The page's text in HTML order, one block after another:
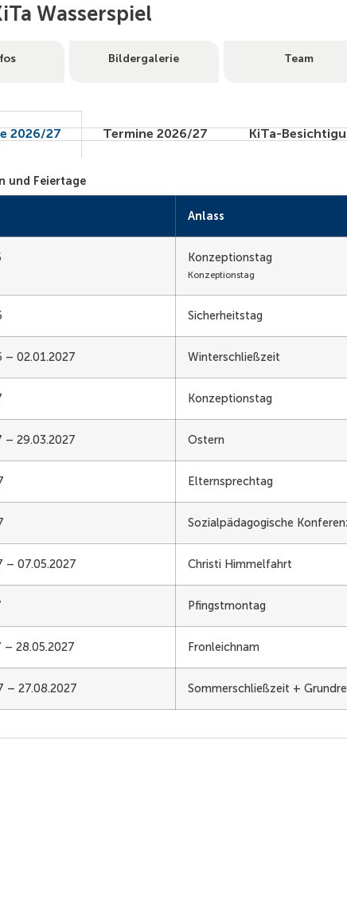
Wasserspiel
Bildergalerie Team
2026/27 Termine 2026/27 KiTa-
und Feiertage
Anlass
Konzeptionstag
Konzeptionstag
Sicherheitstag
– 02.01.2027 Winterschließzeit
Konzeptionstag
– 29.03.2027 Ostern
Elternsprechtag
Sozialpädagogische
– 07.05.2027 Christi Himmelfahrt
Pfingstmontag
– 28.05.2027 Fronleichnam
– 27.08.2027 Sommerschließzeit +